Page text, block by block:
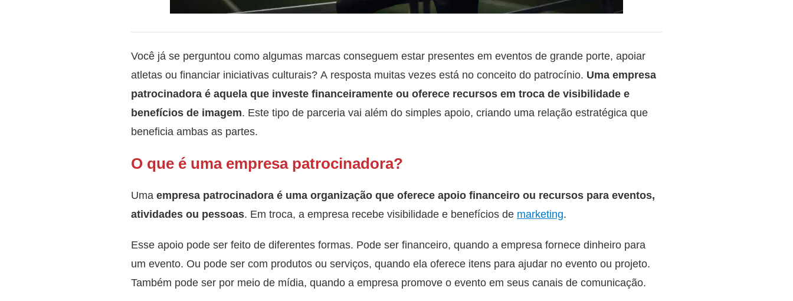
Você já se perguntou como algumas marcas conseguem estar presentes em eventos de grande porte, apoiar
atletas ou financiar iniciativas culturais? A resposta muitas vezes está no conceito do patrocínio. Uma empresa
patrocinadora é aquela que investe financeiramente ou oferece recursos em troca de visibilidade e
benefícios de imagem. Este tipo de parceria vai além do simples apoio, criando uma relação estratégica que
beneficia ambas as partes.
O que é uma empresa patrocinadora?
Uma empresa patrocinadora é uma organização que oferece apoio financeiro ou recursos para eventos,
atividades ou pessoas. Em troca, a empresa recebe visibilidade e benefícios de marketing.
Esse apoio pode ser feito de diferentes formas. Pode ser financeiro, quando a empresa fornece dinheiro para
um evento. Ou pode ser com produtos ou serviços, quando ela oferece itens para ajudar no evento ou projeto.
Também pode ser por meio de mídia, quando a empresa promove o evento em seus canais de comunicação.